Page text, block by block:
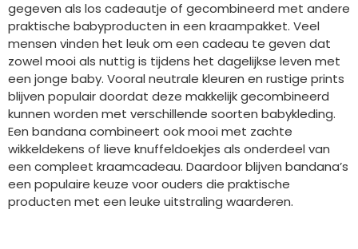
gegeven als los cadeautje of gecombineerd met andere
praktische babyproducten in een kraampakket. Veel
mensen vinden het leuk om een cadeau te geven dat
zowel mooi als nuttig is tijdens het dagelijkse leven met
een jonge baby. Vooral neutrale kleuren en rustige prints
blijven populair doordat deze makkelijk gecombineerd
kunnen worden met verschillende soorten babykleding.
Een bandana combineert ook mooi met zachte
wikkeldekens of lieve knuffeldoekjes als onderdeel van
een compleet kraamcadeau. Daardoor blijven bandana’s
een populaire keuze voor ouders die praktische
producten met een leuke uitstraling waarderen.